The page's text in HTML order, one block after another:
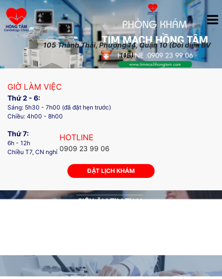
105 Thành Thái, Phường 14, Quận 10 (Đối diện BV
115)
GIỜ LÀM VIỆC
Thứ 2 - 6:
Sáng: 5h30 - 7h00 (đã đặt hẹn trước)
Chiều: 4h00 - 8h00
Thứ 7:
6h - 12h
Chiều T7, CN nghỉ
HOTLINE
0909 23 99 06
ĐẶT LỊCH KHÁM